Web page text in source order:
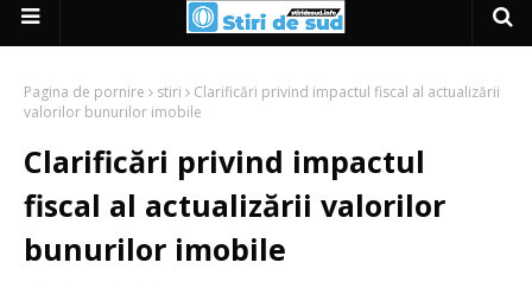
Pagina de pornire stiri
Clarificări privind impactul fiscal al actualizării
valorilor bunurilor imobile
Clarificări privind impactul
fiscal al actualizării valorilor
bunurilor imobile